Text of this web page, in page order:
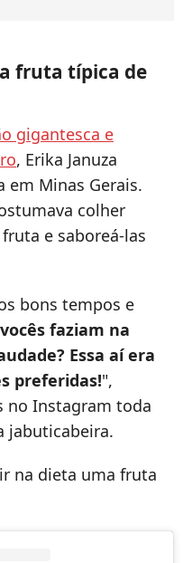
fruta típica de
gigantesca e
, Erika Januza
em Minas Gerais.
colher
e saboreá-las
bons tempos e
faziam na
Essa aí era
preferidas!",
no Instagram toda
jabuticabeira.
na dieta uma fruta